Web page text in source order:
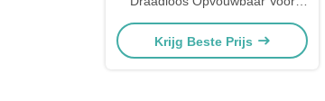
Mobiele Telefoon Hoofdtelefoon
Horloge
Krijg Beste Prijs